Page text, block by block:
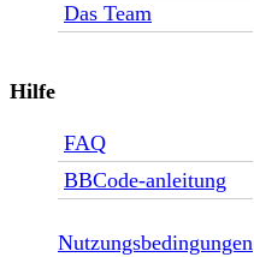
Das Team
Hilfe
FAQ
BBCode-anleitung
Nutzungsbedingungen